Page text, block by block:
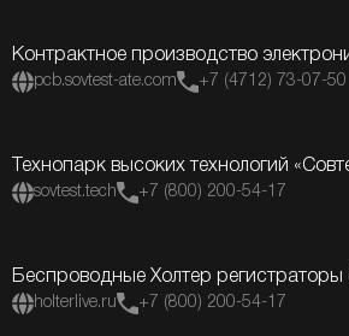
Контрактное производство
pcb.sovtest-ate.com +7 (4712) 73-07-50
Технопарк высоких технологий
sovtest.tech +7 (800) 200-54-17
Беспроводные Холтер регистраторы
holterlive.ru +7 (800) 200-54-17